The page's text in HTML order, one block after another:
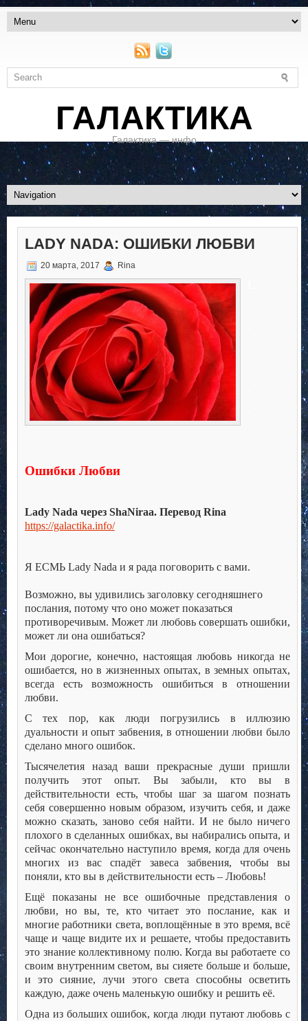
ГАЛАКТИКА
Галактика — инфо
LADY NADA: ОШИБКИ ЛЮБВИ
20 марта, 2017 Rina
Ошибки Любви
Lady Nada через ShaNiraa. Перевод Rina
https://galactika.info/
Я ЕСМЬ Lady Nada и я рада поговорить с вами.
Возможно, вы удивились заголовку сегодняшнего
послания, потому что оно может показаться
противоречивым. Может ли любовь совершать ошибки,
может ли она ошибаться?
Мои дорогие, конечно, настоящая любовь никогда не
ошибается, но в жизненных опытах, в земных опытах,
всегда есть возможность ошибиться в отношении
любви.
С тех пор, как люди погрузились в иллюзию
дуальности и опыт забвения, в отношении любви было
сделано много ошибок.
Тысячелетия назад ваши прекрасные души пришли
получить этот опыт. Вы забыли, кто вы в
действительности есть, чтобы шаг за шагом познать
себя совершенно новым образом, изучить себя, и даже
можно сказать, заново себя найти. И не было ничего
плохого в сделанных ошибках, вы набирались опыта, и
сейчас окончательно наступило время, когда для очень
многих из вас спадёт завеса забвения, чтобы вы
поняли, кто вы в действительности есть – Любовь!
Ещё показаны не все ошибочные представления о
любви, но вы, те, кто читает это послание, как и
многие работники света, воплощённые в это время, всё
чаще и чаще видите их и решаете, чтобы предоставить
это знание коллективному полю. Когда вы работаете со
своим внутренним светом, вы сияете больше и больше,
и это сияние, лучи этого света способны осветить
каждую, даже очень маленькую ошибку и решить её.
Одна из больших ошибок, когда люди путают любовь с